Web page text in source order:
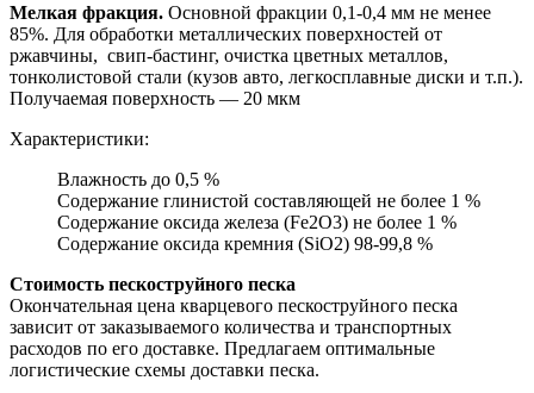
Мелкая фракция. Основной фракции 0,1-0,4 мм не менее
85%. Для обработки металлических поверхностей от
ржавчины, свип-бастинг, очистка цветных металлов,
тонколистовой стали (кузов авто, легкосплавные диски и т.п.).
Получаемая поверхность — 20 мкм
Характеристики:
Влажность до 0,5 %
Содержание глинистой составляющей не более 1 %
Содержание оксида железа (Fe2O3) не более 1 %
Содержание оксида кремния (SiO2) 98-99,8 %
Стоимость пескоструйного песка
Окончательная цена кварцевого пескоструйного песка
зависит от заказываемого количества и транспортных
расходов по его доставке. Предлагаем оптимальные
логистические схемы доставки песка.